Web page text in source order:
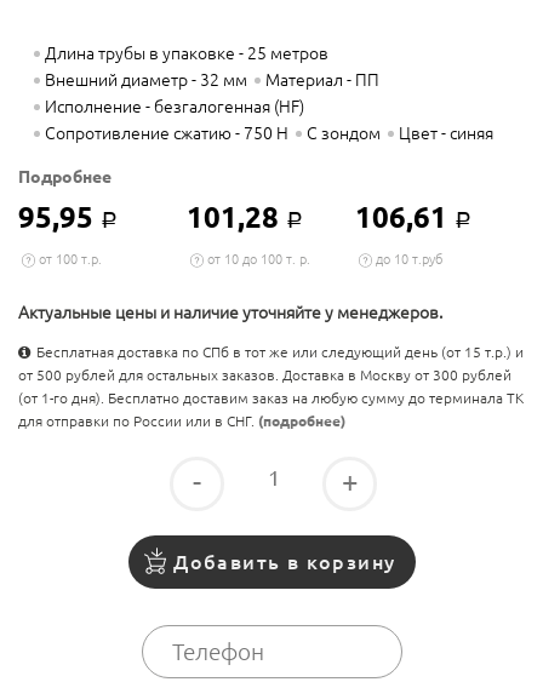
Длина трубы в упаковке - 25 метров
Внешний диаметр - 32 мм
Материал - ПП
Исполнение - безгалогенная (HF)
Сопротивление сжатию - 750 Н
С зондом Цвет - синяя
Подробнее
95,95 Р 101,28 Р 106,61 Р
от 100 т.р. от 10 до 100 т. р. до 10 т.руб
Актуальные цены и наличие уточняйте у менеджеров.
Бесплатная доставка по СПб в тот же или следующий день (от 15 т.р.) и
от 500 рублей для остальных заказов. Доставка в Москву от 300 рублей
(от 1-го дня). Бесплатно доставим заказ на любую сумму до терминала ТК
для отправки по России или в СНГ. (подробнее)
- +
Добавить в корзину